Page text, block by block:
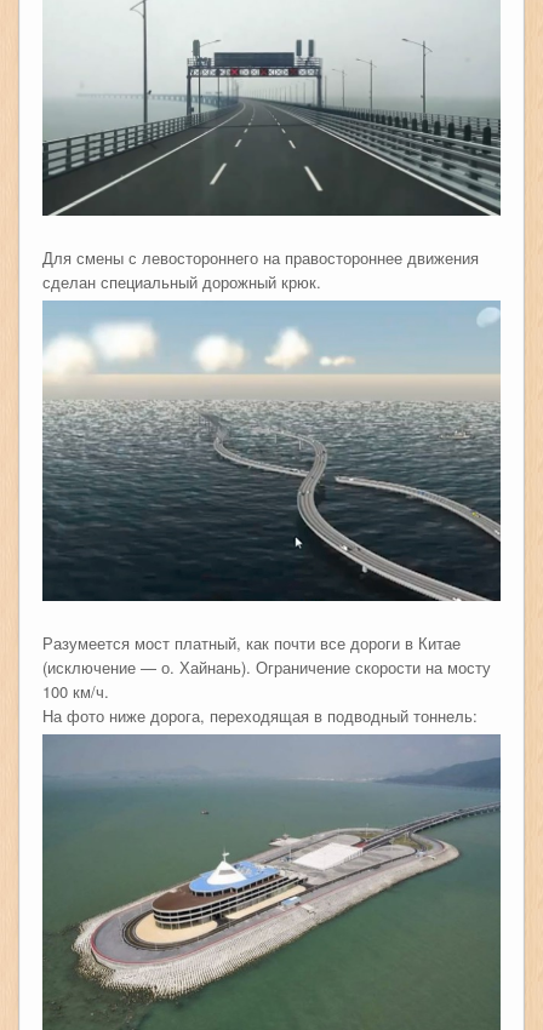
Для смены с левостороннего на правостороннее движения
сделан специальный дорожный крюк.
Разумеется мост платный, как почти все дороги в Китае
(исключение — о. Хайнань). Ограничение скорости на мосту
100 км/ч.
На фото ниже дорога, переходящая в подводный тоннель: